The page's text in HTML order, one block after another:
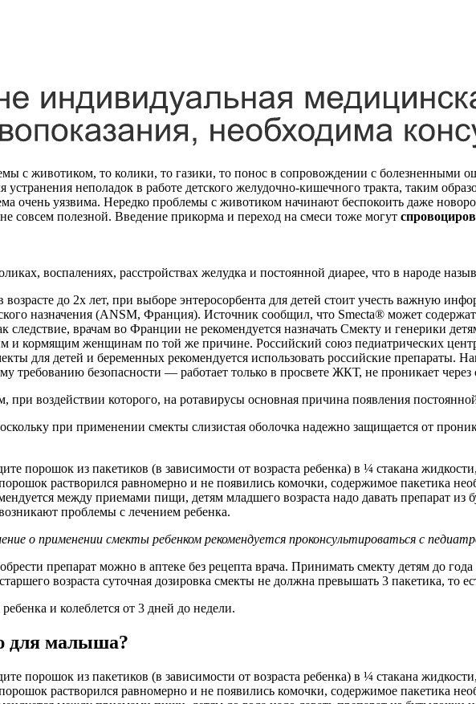
с животиком, то колики, то газики, то понос в сопровождении с болезненными
устранения неполадок в работе детского желудочно-кишечного тракта, таким
очень уязвима. Нередко проблемы с животиком начинают беспокоить даже
совсем полезной. Введение прикорма и переход на смеси тоже могут
воспалениях, расстройствах желудка и постоянной диарее, что в народе
до 2х лет, при выборе энтеросорбента для детей стоит учесть важную
назначения (ANSM, Франция). Источник сообщил, что Smecta® может
следствие, врачам во Франции не рекомендуется назначать Смекту и генерики
и кормящим женщинам по той же причине. Российский союз педиатрических
для детей и беременных рекомендуется использовать российские препараты.
требованию безопасности — работает только в просвете ЖКТ, не проникает
воздействии которого, на ротавирусы основная причина появления
при применении смекты слизистая оболочка надежно защищается от
порошок из пакетиков (в зависимости от возраста ребенка) в ¼ стакана
растворился равномерно и не появились комочки, содержимое пакетика
между приемами пищи, детям младшего возраста надо давать препарат из
проблемы с лечением ребенка.
о применении смекты ребенком рекомендуется проконсультироваться с
препарат можно в аптеке без рецепта врача. Принимать смекту детям до
возраста суточная дозировка смекты не должна превышать 3 пакетика, то
и колеблется от 3 дней до недели.
для малыша?
порошок из пакетиков (в зависимости от возраста ребенка) в ¼ стакана
растворился равномерно и не появились комочки, содержимое пакетика